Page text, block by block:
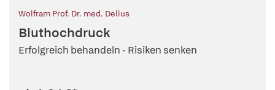
Wolfram Prof. Dr. med. Delius
Bluthochdruck
Erfolgreich behandeln - Risiken senken